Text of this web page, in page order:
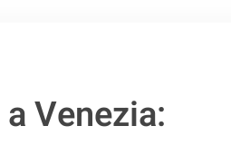
a Venezia: